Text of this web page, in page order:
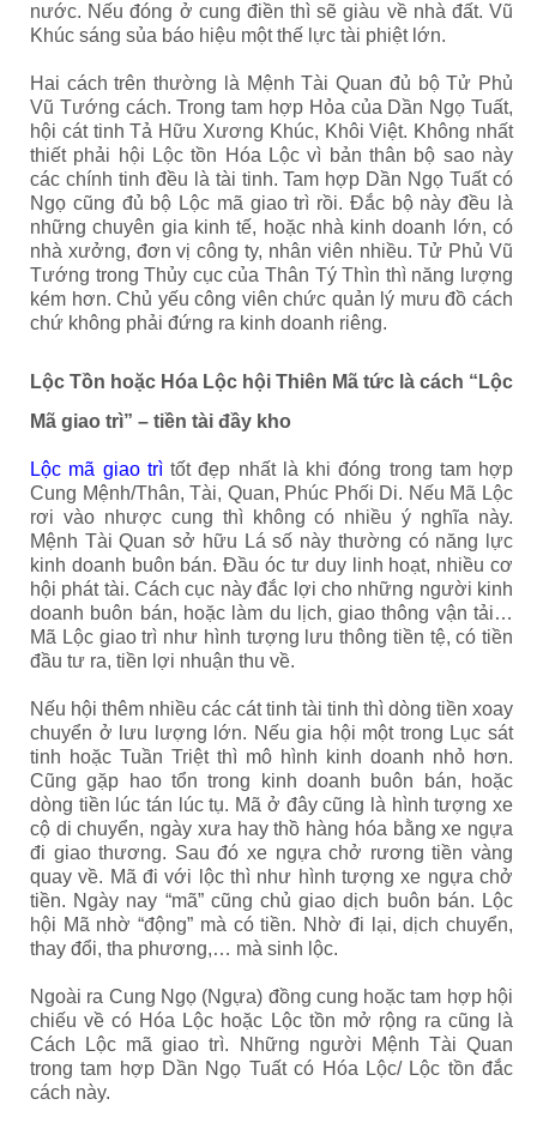
nước. Nếu đóng ở cung điền thì sẽ giàu về nhà đất. Vũ
Khúc sáng sủa báo hiệu một thế lực tài phiệt lớn.
Hai cách trên thường là Mệnh Tài Quan đủ bộ Tử Phủ
Vũ Tướng cách. Trong tam hợp Hỏa của Dần Ngọ Tuất,
hội cát tinh Tả Hữu Xương Khúc, Khôi Việt. Không nhất
thiết phải hội Lộc tồn Hóa Lộc vì bản thân bộ sao này
các chính tinh đều là tài tinh. Tam hợp Dần Ngọ Tuất có
Ngọ cũng đủ bộ Lộc mã giao trì rồi. Đắc bộ này đều là
những chuyên gia kinh tế, hoặc nhà kinh doanh lớn, có
nhà xưởng, đơn vị công ty, nhân viên nhiều. Tử Phủ Vũ
Tướng trong Thủy cục của Thân Tý Thìn thì năng lượng
kém hơn. Chủ yếu công viên chức quản lý mưu đồ cách
chứ không phải đứng ra kinh doanh riêng.
Lộc Tồn hoặc Hóa Lộc hội Thiên Mã tức là cách “Lộc
Mã giao trì” – tiền tài đầy kho
Lộc mã giao trìtốt đẹp nhất là khi đóng trong tam hợp
Cung Mệnh/Thân, Tài, Quan, Phúc Phối Di. Nếu Mã Lộc
rơi vào nhược cung thì không có nhiều ý nghĩa này.
Mệnh Tài Quan sở hữu Lá số này thường có năng lực
kinh doanh buôn bán. Đầu óc tư duy linh hoạt, nhiều cơ
hội phát tài. Cách cục này đắc lợi cho những người kinh
doanh buôn bán, hoặc làm du lịch, giao thông vận tải…
Mã Lộc giao trì như hình tượng lưu thông tiền tệ, có tiền
đầu tư ra, tiền lợi nhuận thu về.
Nếu hội thêm nhiều các cát tinh tài tinh thì dòng tiền xoay
chuyển ở lưu lượng lớn. Nếu gia hội một trong Lục sát
tinh hoặc Tuần Triệt thì mô hình kinh doanh nhỏ hơn.
Cũng gặp hao tổn trong kinh doanh buôn bán, hoặc
dòng tiền lúc tán lúc tụ. Mã ở đây cũng là hình tượng xe
cộ di chuyển, ngày xưa hay thồ hàng hóa bằng xe ngựa
đi giao thương. Sau đó xe ngựa chở rương tiền vàng
quay về. Mã đi với lộc thì như hình tượng xe ngựa chở
tiền. Ngày nay “mã” cũng chủ giao dịch buôn bán. Lộc
hội Mã nhờ “động” mà có tiền. Nhờ đi lại, dịch chuyển,
thay đổi, tha phương,… mà sinh lộc.
Ngoài ra Cung Ngọ (Ngựa) đồng cung hoặc tam hợp hội
chiếu về có Hóa Lộc hoặc Lộc tồn mở rộng ra cũng là
Cách Lộc mã giao trì. Những người Mệnh Tài Quan
trong tam hợp Dần Ngọ Tuất có Hóa Lộc/ Lộc tồn đắc
cách này.